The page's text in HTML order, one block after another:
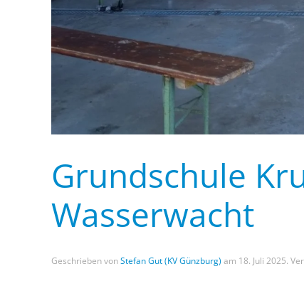
Grundschule
Wasserwacht
Geschrieben vonStefan Gut (KV Günzburg) am 18. Juli 2025.